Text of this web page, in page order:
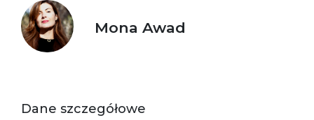
Mona Awad
Dane szczegółowe